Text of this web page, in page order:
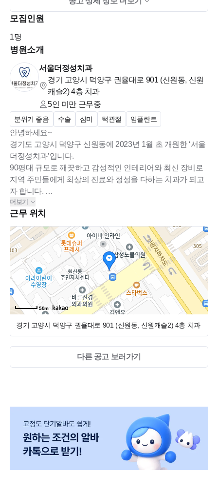
모집인원
1명
병원소개
서울더정성치과
경기 고양시 덕양구 권율대로 901 (신원동, 신원
캐슬2) 4층 치과
5인 미만 근무중
분위기 좋음 수술 심미 턱관절 임플란트
안녕하세요~
경기도 고양시 덕양구 신원동에 2023년 1월 초 개원한 ‘서울
더정성치과’입니다.
90평대 규모로 깨끗하고 감성적인 인테리어와 최신 장비로
지역 주민들에게 최상의 진료와 정성을 다하는 치과가 되고
자 합니다.
치과 이름처럼 환자분들 뿐만 아니라 직원분들께도 정성을
다하고자하니 거리낌없는 지원 부탁드립니다. ^^
더보기
근무 위치
50m
경기 고양시 덕양구 권율대로 901 (신원동, 신원캐슬2) 4층 치과
다른 공고 보러가기